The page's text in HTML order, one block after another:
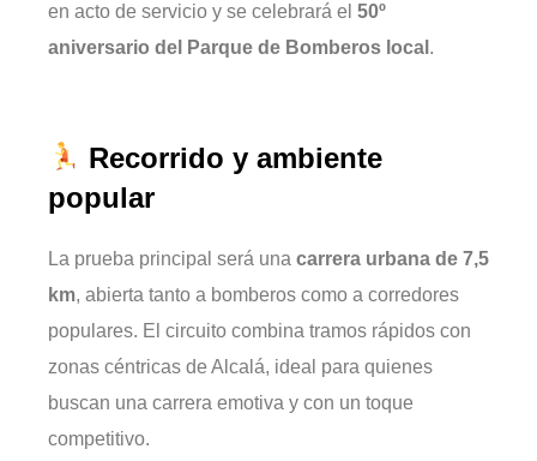
en acto de servicio y se celebrará el 50º
aniversario del Parque de Bomberos local .
Recorrido y ambiente
popular
La prueba principal será una carrera urbana de 7,5
km, abierta tanto a bomberos como a corredores
populares. El circuito combina tramos rápidos con
zonas céntricas de Alcalá, ideal para quienes
buscan una carrera emotiva y con un toque
competitivo.